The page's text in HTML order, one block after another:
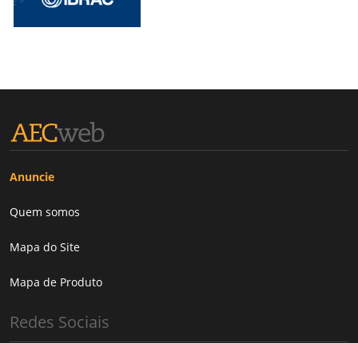
Anuncie
Quem somos
Mapa do Site
Mapa de Produto
Redes Sociais